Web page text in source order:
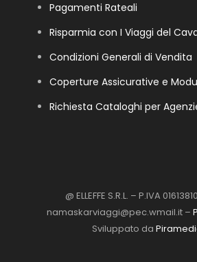
Pagamenti Rateali
Risparmia con I Viaggi del
Condizioni Generali di Vendita
Coperture Assicurative e
Richiesta Cataloghi per
@ ELLEFFE S.R.L. – P.IVA
namaskarviaggi@pec.wmail.it –
Sviluppato da